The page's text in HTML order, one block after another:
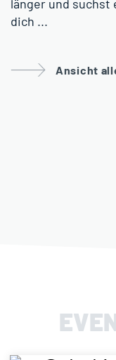
länger und suchst
dich ...
Ansicht